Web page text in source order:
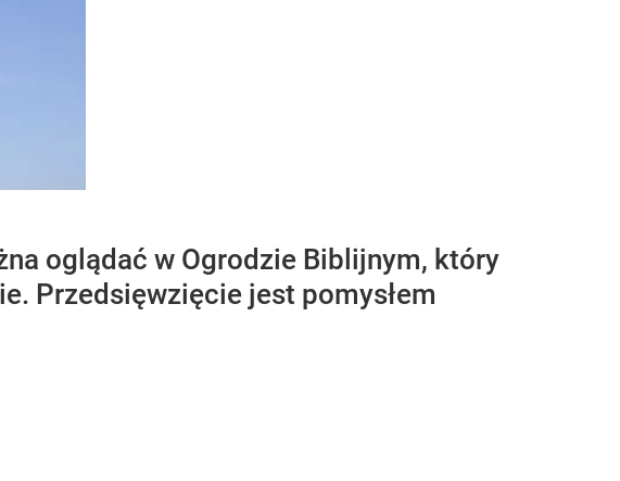
oglądać w Ogrodzie Biblijnym, który
Przedsięwzięcie jest pomysłem